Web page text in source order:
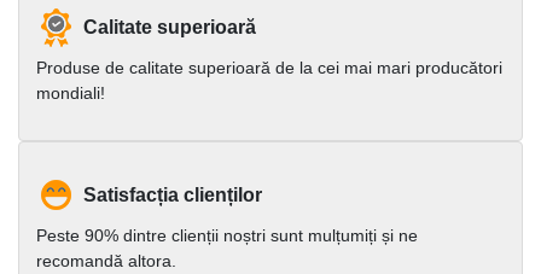
Calitate superioară
Produse de calitate superioară de la cei mai mari producători
mondiali!
Satisfacția clienților
Peste 90% dintre clienții noștri sunt mulțumiți și ne
recomandă altora.